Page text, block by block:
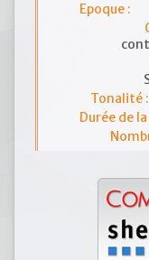
Epoque :
Tonalité :
Durée de